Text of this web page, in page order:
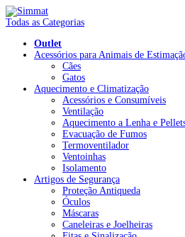
Todas as Categorias
Outlet
Acessórios para Animais de
Cães
Gatos
Aquecimento e Climatização
Acessórios e Consumíveis
Ventilação
Aquecimento a Lenha e
Evacuação de Fumos
Termoventilador
Ventoinhas
Isolamento
Artigos de Segurança
Proteção Antiqueda
Óculos
Máscaras
Caneleiras e Joelheiras